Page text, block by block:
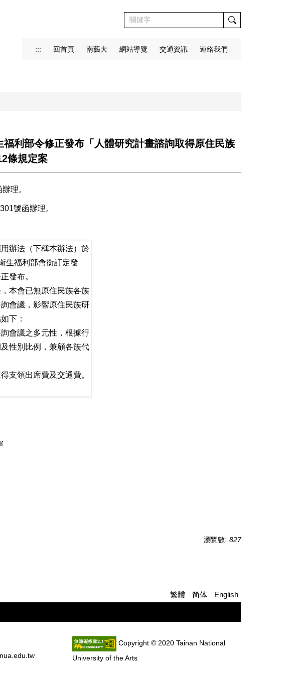
::: 回首頁 南藝大 網站導覽 交通資訊 連絡我們
利部令修正發布「人體研究計畫諮詢取得原住民族
條規定案
理。
號函辦理。
辦法（下稱本辦法）於
生福利部會銜訂定發
發布。
本會已無原住民族各族
會議，影響原住民族研
下：
會議之多元性，根據行
性別比例，兼顧各族代
支領出席費及交通費。
瀏覽數: 827
繁體 简体 English
Copyright © 2020 Tainan National
University of the Arts